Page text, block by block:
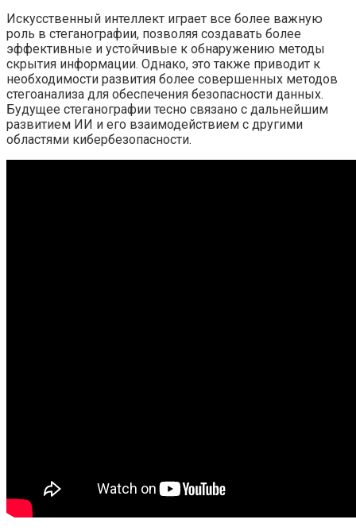
Искусственный интеллект играет все более важную
роль в стеганографии, позволяя создавать более
эффективные и устойчивые к обнаружению методы
скрытия информации. Однако, это также приводит к
необходимости развития более совершенных методов
стегоанализа для обеспечения безопасности данных.
Будущее стеганографии тесно связано с дальнейшим
развитием ИИ и его взаимодействием с другими
областями кибербезопасности.